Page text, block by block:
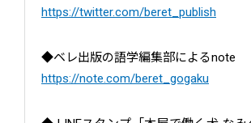
https://twitter.com/beret_publish
◆ベレ出版の語学編集部によるnote
https://note.com/beret_gogaku